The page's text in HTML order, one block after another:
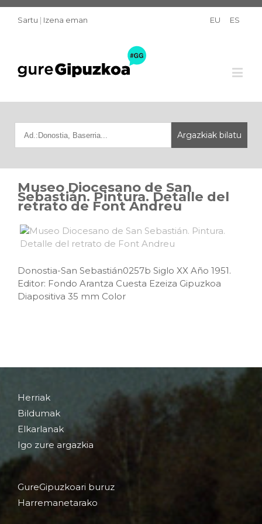
Sartu | Izena eman EU ES
Museo Diocesano de San
Sebastián. Pintura. Detalle del
retrato de Font Andreu
Donostia-San Sebastián0257b Siglo XX Año 1951.
Editor: Fondo Arantza Cuesta Ezeiza Gipuzkoa
Diapositiva 35 mm Color
Herriak
Bildumak
Elkarlanak
Igo zure argazkia
GureGipuzkoari buruz
Harremanetarako